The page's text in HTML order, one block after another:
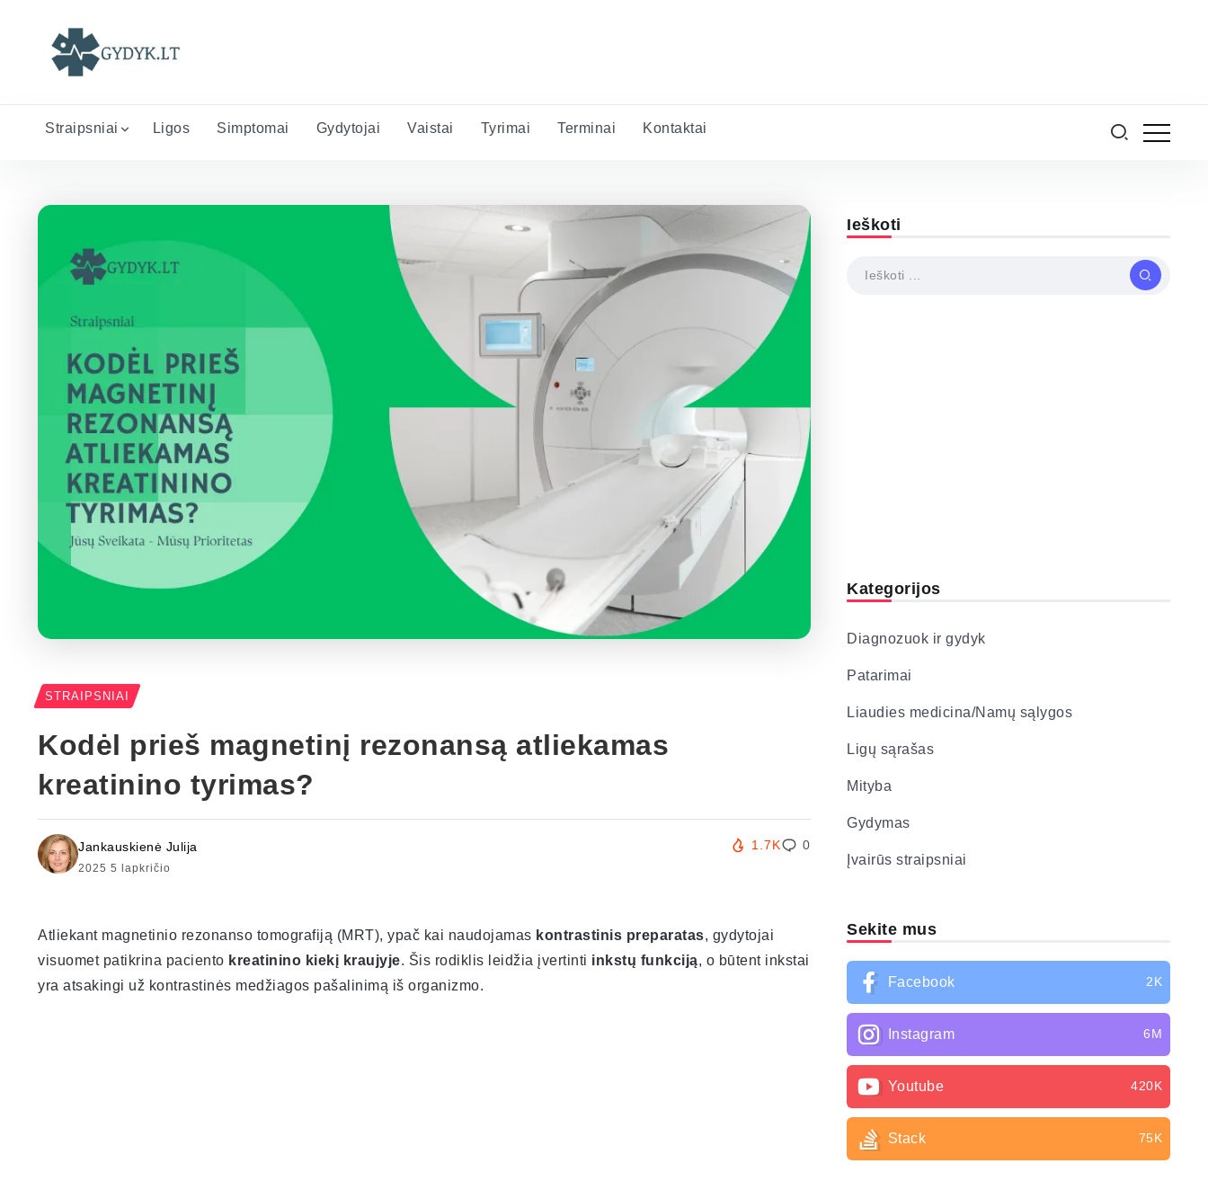
Straipsniai Ligos Simptomai Gydytojai Vaistai Tyrimai Terminai Kontaktai
STRAIPSNIAI
Kodėl prieš magnetinį rezonansą atliekamas
kreatinino tyrimas?
Jankauskienė Julija
2025 5 lapkričio
1.7K 0
Atliekant magnetinio rezonanso tomografiją (MRT), ypač kai naudojamas kontrastinis preparatas, gydytojai
visuomet patikrina paciento kreatinino kiekį kraujyje. Šis rodiklis leidžia įvertinti inkstų funkciją, o būtent inkstai
yra atsakingi už kontrastinės medžiagos pašalinimą iš organizmo.
Ieškoti
Kategorijos
Diagnozuok ir gydyk
Patarimai
Liaudies medicina/Namų sąlygos
Ligų sąrašas
Mityba
Gydymas
Įvairūs straipsniai
Sekite mus
Facebook 2K
Instagram 6M
Youtube 420K
Stack 75K